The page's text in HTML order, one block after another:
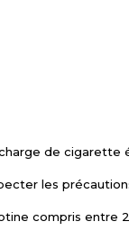
de cigarette
les
compris entre